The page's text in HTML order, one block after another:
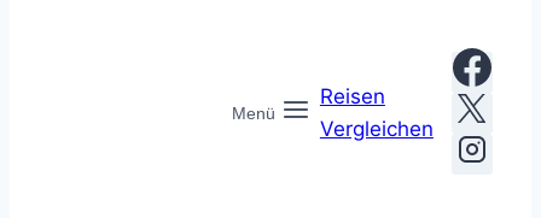
Menü
Reisen
Vergleichen